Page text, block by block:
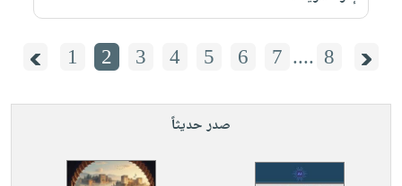
1 2 3 4 5 6 7 .... 8
صدر حديثاً